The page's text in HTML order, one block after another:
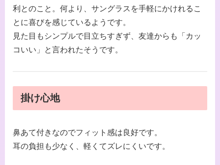
利とのこと。何より、サングラスを手軽にかけれるこ
とに喜びを感じているようです。
見た目もシンプルで目立ちすぎず、友達からも「カッ
コいい」と言われたそうです。
掛け心地
鼻あて付きなのでフィット感は良好です。
耳の負担も少なく、軽くてズレにくいです。